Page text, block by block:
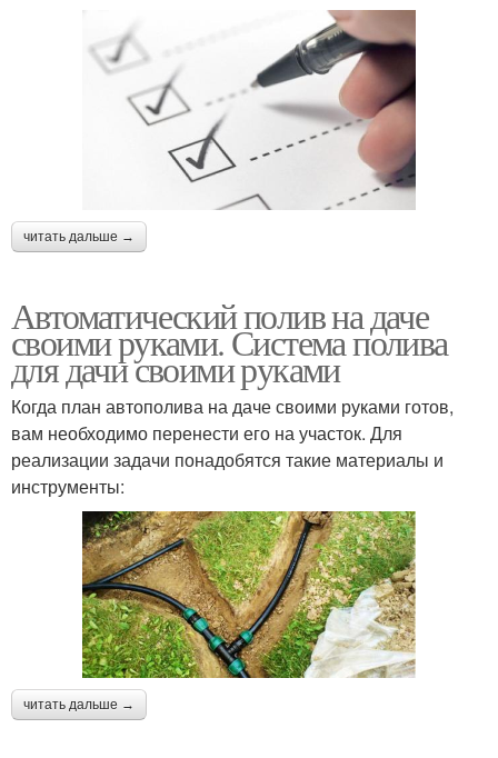
читать дальше →
Автоматический полив на даче
своими руками. Система полива
для дачи своими руками
Когда план автополива на даче своими руками готов,
вам необходимо перенести его на участок. Для
реализации задачи понадобятся такие материалы и
инструменты:
читать дальше →